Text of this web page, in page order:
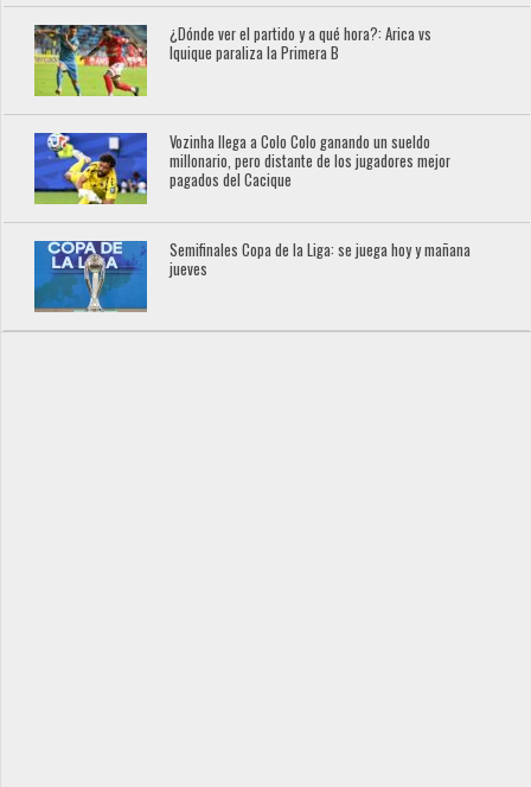
¿Dónde ver el partido y a qué hora?: Arica vs
Iquique paraliza la Primera B
Vozinha llega a Colo Colo ganando un sueldo
millonario, pero distante de los jugadores mejor
pagados del Cacique
Semifinales Copa de la Liga: se juega hoy y mañana
jueves